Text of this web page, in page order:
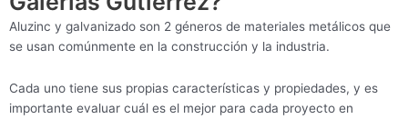
Aluzinc y galvanizado son 2 géneros de materiales metálicos que
se usan comúnmente en la construcción y la industria.
Cada uno tiene sus propias características y propiedades, y es
importante evaluar cuál es el mejor para cada proyecto en